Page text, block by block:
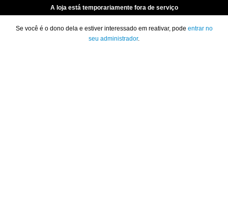
A loja está temporariamente fora de serviço
Se você é o dono dela e estiver interessado em reativar, pode entrar no
seu administrador.